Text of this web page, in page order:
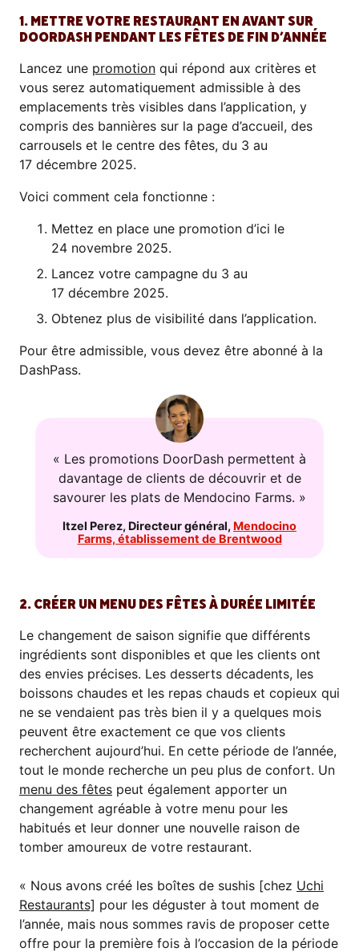
1. METTRE VOTRE RESTAURANT EN AVANT SUR
DOORDASH PENDANT LES FÊTES DE FIN D’ANNÉE
Lancez une promotion qui répond aux critères et
vous serez automatiquement admissible à des
emplacements très visibles dans l’application, y
compris des bannières sur la page d’accueil, des
carrousels et le centre des fêtes, du 3 au
17 décembre 2025.
Voici comment cela fonctionne :
Mettez en place une promotion d’ici le
24 novembre 2025.
Lancez votre campagne du 3 au
17 décembre 2025.
Obtenez plus de visibilité dans l’application.
Pour être admissible, vous devez être abonné à la
DashPass.
« Les promotions DoorDash permettent à
davantage de clients de découvrir et de
savourer les plats de Mendocino Farms. »
Itzel Perez, Directeur général, Mendocino
Farms, établissement de Brentwood
2. CRÉER UN MENU DES FÊTES À DURÉE LIMITÉE
Le changement de saison signifie que différents
ingrédients sont disponibles et que les clients ont
des envies précises. Les desserts décadents, les
boissons chaudes et les repas chauds et copieux qui
ne se vendaient pas très bien il y a quelques mois
peuvent être exactement ce que vos clients
recherchent aujourd’hui. En cette période de l’année,
tout le monde recherche un peu plus de confort. Un
menu des fêtes peut également apporter un
changement agréable à votre menu pour les
habitués et leur donner une nouvelle raison de
tomber amoureux de votre restaurant.
« Nous avons créé les boîtes de sushis [chez Uchi
Restaurants] pour les déguster à tout moment de
l’année, mais nous sommes ravis de proposer cette
offre pour la première fois à l’occasion de la période